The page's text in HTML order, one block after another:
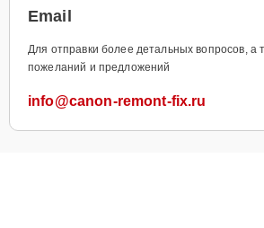
Email
Для отправки более детальных вопросов, а
пожеланий и предложений
info@canon-remont-fix.ru